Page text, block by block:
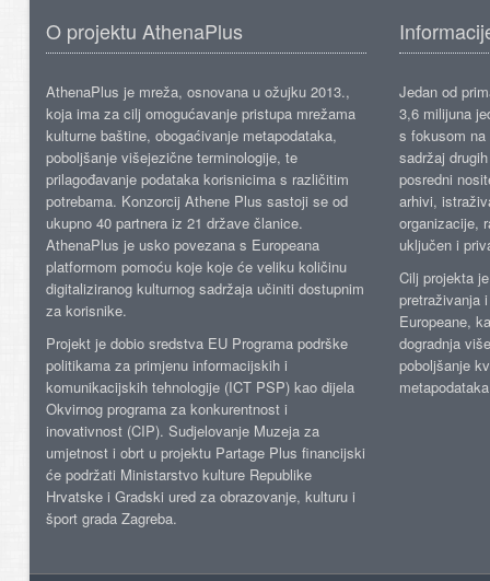
O projektu AthenaPlus
AthenaPlus je mreža, osnovana u ožujku 2013.,
koja ima za cilj omogućavanje pristupa mrežama
kulturne baštine, obogaćivanje metapodataka,
poboljšanje višejezične terminologije, te
prilagođavanje podataka korisnicima s različitim
potrebama. Konzorcij Athene Plus sastoji se od
ukupno 40 partnera iz 21 države članice.
AthenaPlus je usko povezana s Europeana
platformom pomoću koje koje će veliku količinu
digitaliziranog kulturnog sadržaja učiniti dostupnim
za korisnike.
Projekt je dobio sredstva EU Programa podrške
politikama za primjenu informacijskih i
komunikacijskih tehnologije (ICT PSP) kao dijela
Okvirnog programa za konkurentnost i
inovativnost (CIP). Sudjelovanje Muzeja za
umjetnost i obrt u projektu Partage Plus financijski
će podržati Ministarstvo kulture Republike
Hrvatske i Gradski ured za obrazovanje, kulturu i
šport grada Zagreba.
Jedan od
3,6 milijuna
s fokusom
sadržaj
posredni
arhivi,
organizacije,
uključen i
Cilj projekta
pretraživanja
Europeane,
dogradnja
poboljšanje